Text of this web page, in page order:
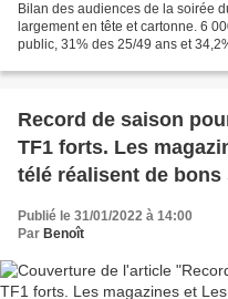
Bilan des audiences de la soirée
largement en tête et cartonne. 6
public, 31% des 25/49 ans et
Record de saison
TF1 forts. Les
télé réalisent de bons
Publié le 31/01/2022 à 14:00
Par Benoît